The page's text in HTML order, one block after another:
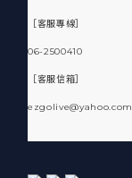
［客服專線］
06-2500410
［客服信箱］
ezgolive@yahoo.com